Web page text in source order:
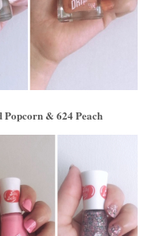
Popcorn & 624 Peach